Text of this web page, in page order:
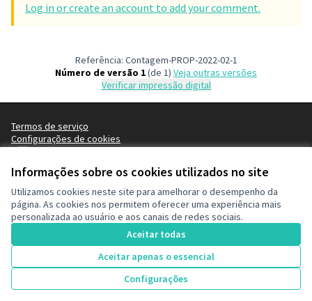
Informações sobre os cookies utilizados no site
Utilizamos cookies neste site para amelhorar o desempenho da
página. As cookies nos permitem oferecer uma experiência mais
personalizada ao usuário e aos canais de redes sociais.
Aceitar todas
Aceitar apenas o essencial
Configurações
Proposta x -
1
Vote
Log in or create an account to add your comment.
Referência: Contagem-PROP-2022-02-1
Número de versão 1(de 1)
veja outras versões
Verificar impressão digital
Termos de serviço
Configurações de cookies
Decide Contagem no Instagram
(Link externo)
(Link externo)
(Link externo)
.